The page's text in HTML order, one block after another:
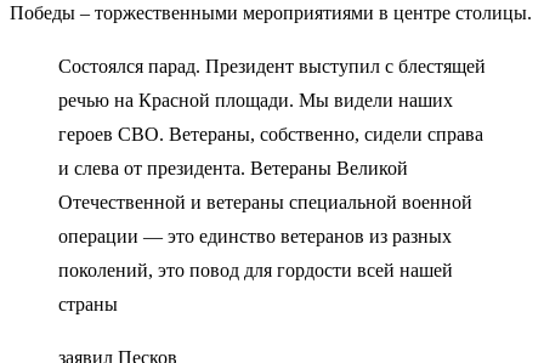
Победы – торжественными мероприятиями в центре столицы.
Состоялся парад. Президент выступил с блестящей
речью на Красной площади. Мы видели наших
героев СВО. Ветераны, собственно, сидели справа
и слева от президента. Ветераны Великой
Отечественной и ветераны специальной военной
операции — это единство ветеранов из разных
поколений, это повод для гордости всей нашей
страны
заявил Песков